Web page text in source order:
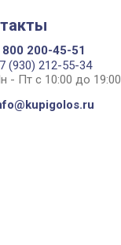
200-45-51
(930) 212-55-34
- Пт с 10:00 до 19:00